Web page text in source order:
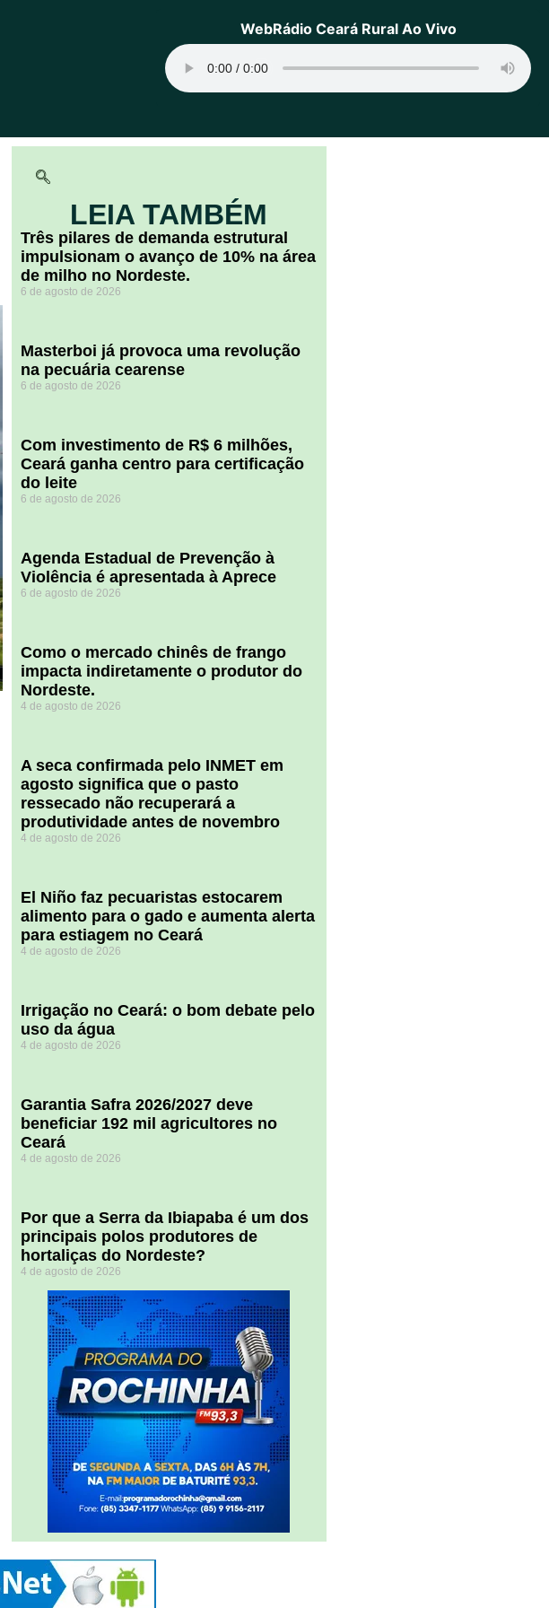
WebRádio Ceará Rural Ao Vivo
LEIA TAMBÉM
​Três pilares de demanda estrutural
impulsionam o avanço de 10% na área
de milho no Nordeste.
6 de agosto de 2026
Masterboi já provoca uma revolução
na pecuária cearense
6 de agosto de 2026
Com investimento de R$ 6 milhões,
Ceará ganha centro para certificação
do leite
6 de agosto de 2026
Agenda Estadual de Prevenção à
Violência é apresentada à Aprece
6 de agosto de 2026
​Como o mercado chinês de frango
impacta indiretamente o produtor do
Nordeste.
4 de agosto de 2026
A seca confirmada pelo INMET em
agosto significa que o pasto
ressecado não recuperará a
produtividade antes de novembro
4 de agosto de 2026
El Niño faz pecuaristas estocarem
alimento para o gado e aumenta alerta
para estiagem no Ceará
4 de agosto de 2026
Irrigação no Ceará: o bom debate pelo
uso da água
4 de agosto de 2026
Garantia Safra 2026/2027 deve
beneficiar 192 mil agricultores no
Ceará
4 de agosto de 2026
Por que a Serra da Ibiapaba é um dos
principais polos produtores de
hortaliças do Nordeste?
4 de agosto de 2026